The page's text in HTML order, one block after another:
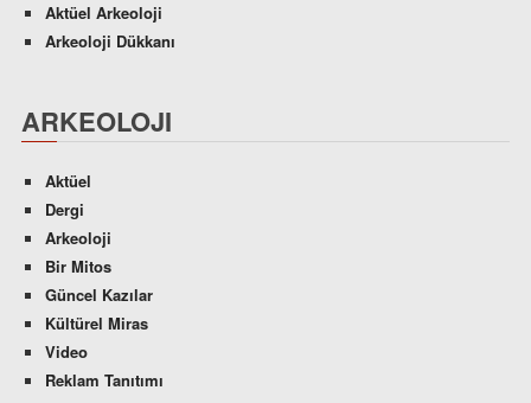
Aktüel Arkeoloji
Arkeoloji Dükkanı
ARKEOLOJI
Aktüel
Dergi
Arkeoloji
Bir Mitos
Güncel Kazılar
Kültürel Miras
Video
Reklam Tanıtımı